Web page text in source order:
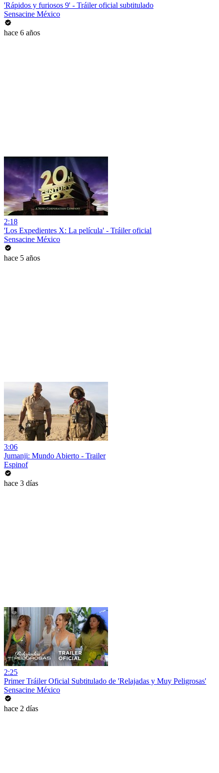
'Rápidos y furiosos 9' - Tráiler oficial subtitulado
Sensacine México
hace 6 años
2:18
'Los Expedientes X: La película' - Tráiler oficial
Sensacine México
hace 5 años
3:06
Jumanji: Mundo Abierto - Trailer
Espinof
hace 3 días
2:25
Primer Tráiler Oficial Subtitulado de 'Relajadas y Muy Peligrosas'
Sensacine México
hace 2 días